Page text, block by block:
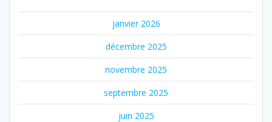
janvier 2026
décembre 2025
novembre 2025
septembre 2025
juin 2025